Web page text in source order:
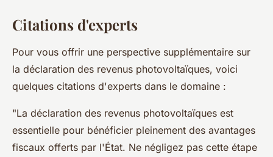
Citations d'experts
Pour vous offrir une perspective supplémentaire sur
la déclaration des revenus photovoltaïques, voici
quelques citations d'experts dans le domaine :
"La déclaration des revenus photovoltaïques est
essentielle pour bénéficier pleinement des avantages
fiscaux offerts par l'État. Ne négligez pas cette étape